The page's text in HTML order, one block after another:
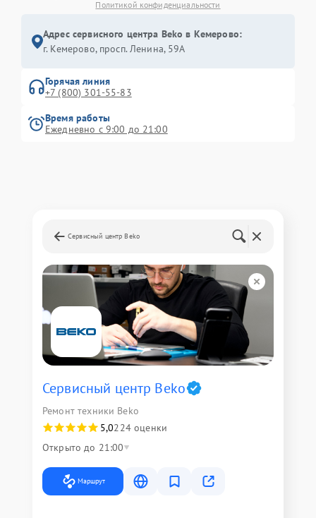
Политикой конфиденциальности
Адрес сервисного центра Beko в Кемерово:
г. Кемерово, просп. Ленина, 59А
Горячая линия
+7 (800) 301-55-83
Время работы
Ежедневно с 9:00 до 21:00
Сервисный центр Beko
Сервисный центр Beko
Ремонт техники Beko
5,0224 оценки
Открыто до 21:00
Маршрут